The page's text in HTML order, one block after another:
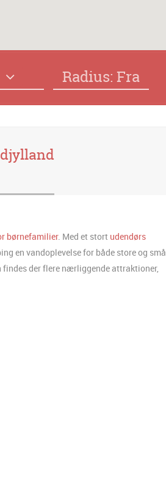
Radius: Fra
børnefamilier. Med et stort udendørs
en vandoplevelse for både store og små.
der flere nærliggende attraktioner,